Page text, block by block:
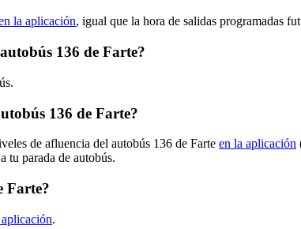
la aplicación, igual que la hora de salidas programadas
136 de Farte?
136 de Farte?
de afluencia del autobús 136 de Farte en la aplicación
tu parada de autobús.
Farte?
.